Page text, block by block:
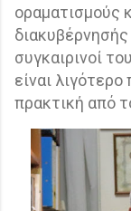
οραματισμούς
συγκαιρινοί
είναι
πρακτική από